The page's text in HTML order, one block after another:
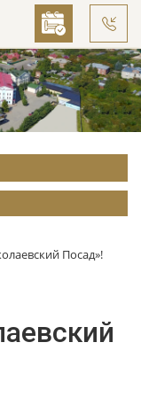
Посад»!